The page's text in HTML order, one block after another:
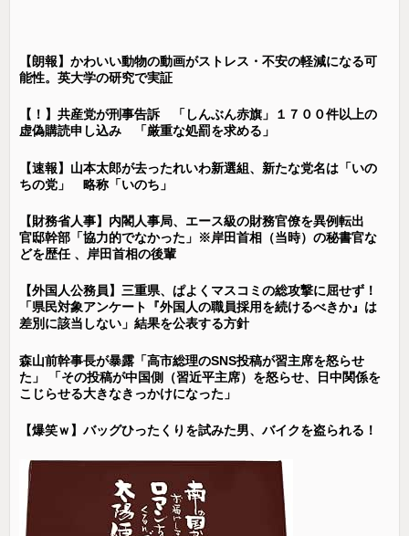
【朗報】かわいい動物の動画がストレス・不安の軽減になる可
能性。英大学の研究で実証
【！】共産党が刑事告訴 「しんぶん赤旗」１７００件以上の
虚偽購読申し込み 「厳重な処罰を求める」
【速報】山本太郎が去ったれいわ新選組、新たな党名は「いの
ちの党」 略称「いのち」
【財務省人事】内閣人事局、エース級の財務官僚を異例転出
官邸幹部「協力的でなかった」※岸田首相（当時）の秘書官な
どを歴任 、岸田首相の後輩
【外国人公務員】三重県、ぱよくマスコミの総攻撃に屈せず！
「県民対象アンケート『外国人の職員採用を続けるべきか』は
差別に該当しない」結果を公表する方針
森山前幹事長が暴露「高市総理のSNS投稿が習主席を怒らせ
た」 「その投稿が中国側（習近平主席）を怒らせ、日中関係を
こじらせる大きなきっかけになった」
【爆笑ｗ】バッグひったくりを試みた男、バイクを盗られる！